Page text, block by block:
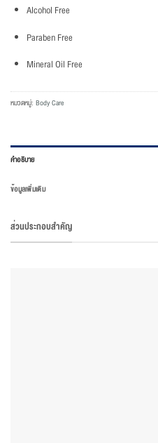
Alcohol Free
Paraben Free
Mineral Oil Free
หมวดหมู่: Body Care
คำอธิบาย
ข้อมูลเพิ่มเติม
ส่วนประกอบสำคัญ